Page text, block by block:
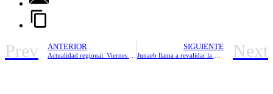
Prev ANTERIOR SIGUIENTE Next